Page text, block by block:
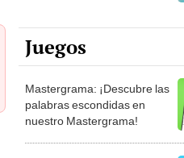
Juegos
Mastergrama: ¡Descubre las
palabras escondidas en
nuestro Mastergrama!